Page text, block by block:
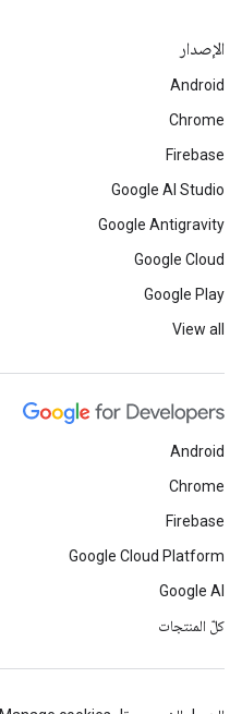
الإصدار
Android
Chrome
Firebase
Google AI Studio
Google Antigravity
Google Cloud
Google Play
View all
Android
Chrome
Firebase
Google Cloud Platform
Google AI
كلّ المنتجات